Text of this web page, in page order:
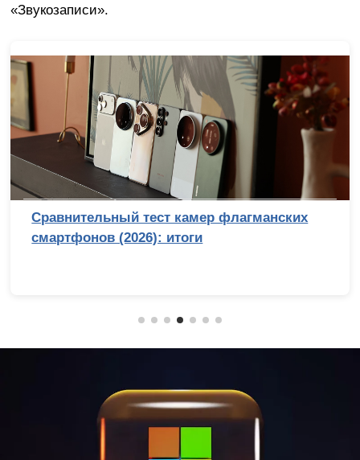
«Звукозаписи».
Сравнительный тест камер флагманских
смартфонов (2026): итоги